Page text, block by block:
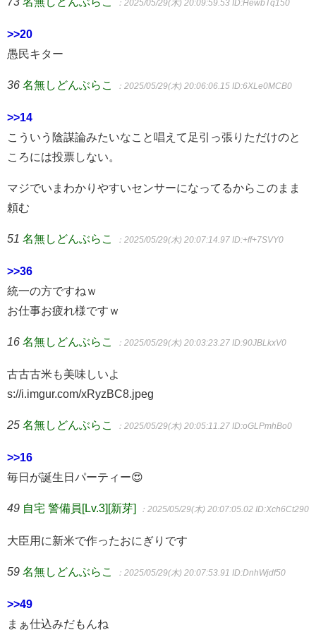
：2025/05/29(木) 20:09:59.53 ID:HewbTq150
>>20
愚民キター
36 名無しどんぶらこ ：2025/05/29(木) 20:06:06.15 ID:6XLe0MCB0
>>14
こういう陰謀論みたいなこと唱えて足引っ張りただけのと
ころには投票しない。
マジでいまわかりやすいセンサーになってるからこのまま
頼む
51 名無しどんぶらこ ：2025/05/29(木) 20:07:14.97 ID:+ff+7SVY0
>>36
統一の方ですねｗ
お仕事お疲れ様ですｗ
16 名無しどんぶらこ ：2025/05/29(木) 20:03:23.27 ID:90JBLkxV0
古古古米も美味しいよ
s://i.imgur.com/xRyzBC8.jpeg
25 名無しどんぶらこ ：2025/05/29(木) 20:05:11.27 ID:oGLPmhBo0
>>16
毎日が誕生日パーティー😍
49 自宅 警備員[Lv.3][新芽] ：2025/05/29(木) 20:07:05.02 ID:Xch6Ct290
大臣用に新米で作ったおにぎりです
59 名無しどんぶらこ ：2025/05/29(木) 20:07:53.91 ID:DnhWjdf50
>>49
まぁ仕込みだもんね